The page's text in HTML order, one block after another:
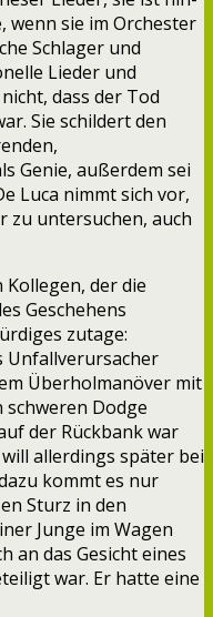
wenn sie im Orchester
Schlager und
Lieder und
dass der Tod
Sie schildert den
Genie, außerdem sei
Luca nimmt sich vor,
zu untersuchen, auch
der die
Geschehens
zutage:
Unfallverursacher
Überholmanöver mit
Dodge
der Rückbank war
allerdings später bei
kommt es nur
Sturz in den
Junge im Wagen
an das Gesicht eines
war. Er hatte eine